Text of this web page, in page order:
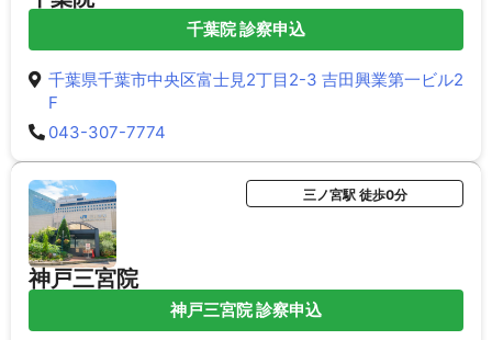
千葉院 診察申込
千葉県千葉市中央区富士見2丁目2-3 吉田興業第一ビル2
F
043-307-7774
神戸三宮院
三ノ宮駅 徒歩0分
神戸三宮院 診察申込